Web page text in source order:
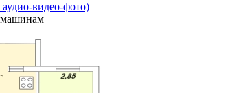
видео-фото)
машинам